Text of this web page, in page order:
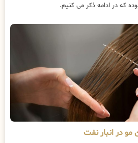
که در ادامه ذکر می کنیم.
مو در انبار نفت